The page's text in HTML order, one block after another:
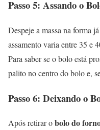
Passo 5: Assando o
Despeje a massa na forma
assamento varia entre 35 e
Para saber se o bolo está
palito no centro do bolo e,
Passo 6: Deixando o
Após retirar obolo do